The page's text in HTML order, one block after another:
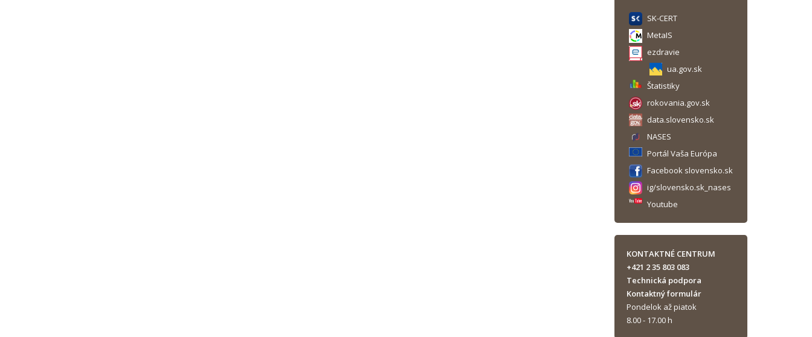
SK-CERT
MetaIS
ezdravie
ua.gov.sk
Štatistiky
rokovania.gov.sk
data.slovensko.sk
NASES
Portál Vaša Európa
Facebook slovensko.sk
ig/slovensko.sk_nases
Youtube
KONTAKTNÉ CENTRUM
+421 2 35 803 083
Technická podpora
Kontaktný formulár
Pondelok až piatok
8.00 - 17.00 h